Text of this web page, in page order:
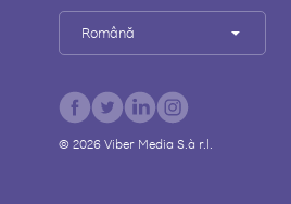
Română
© 2026Viber Media S.à r.l.